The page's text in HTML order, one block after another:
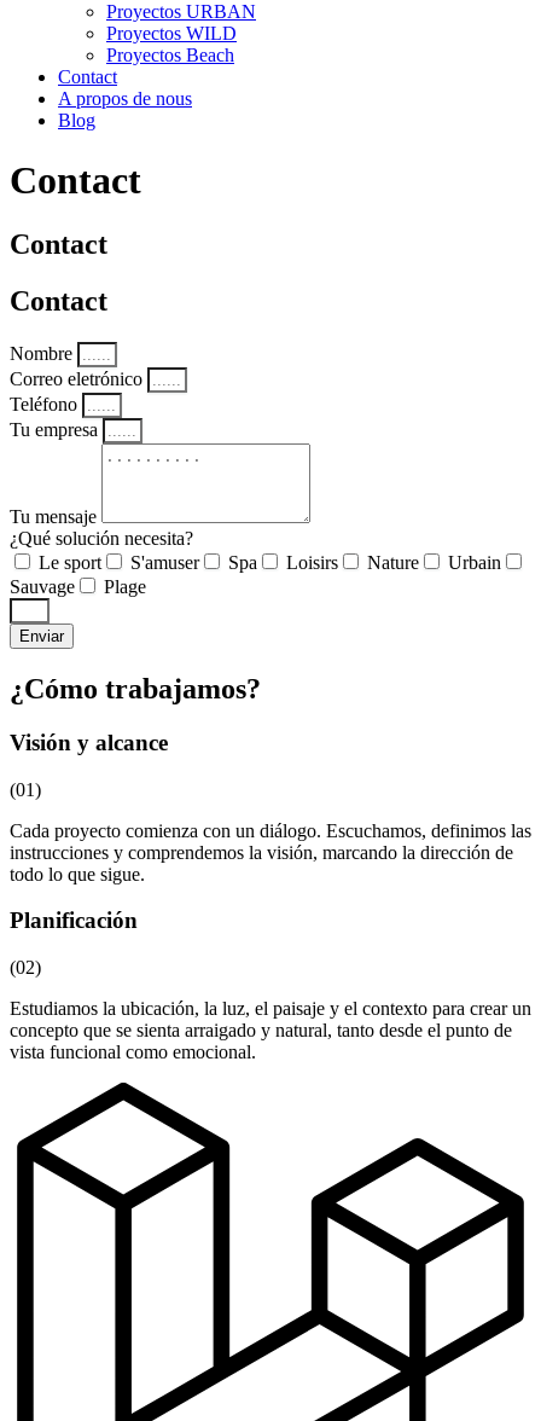
Proyectos URBAN
Proyectos WILD
Proyectos Beach
Contact
A propos de nous
Blog
Contact
Contact
Contact
Nombre
Correo eletrónico
Teléfono
Tu empresa
Tu mensaje
¿Qué solución necesita?
Le sport
S'amuser Spa Loisirs Nature
Urbain
Sauvage
Plage
Enviar
¿Cómo trabajamos?
Visión y alcance
(01)
Cada proyecto comienza con un diálogo. Escuchamos, definimos las
instrucciones y comprendemos la visión, marcando la dirección de
todo lo que sigue.
Planificación
(02)
Estudiamos la ubicación, la luz, el paisaje y el contexto para crear un
concepto que se sienta arraigado y natural, tanto desde el punto de
vista funcional como emocional.